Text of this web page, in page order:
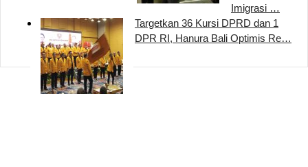
Imigrasi …
Targetkan 36 Kursi DPRD dan 1
DPR RI, Hanura Bali Optimis Re…